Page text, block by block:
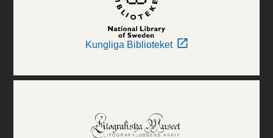
Kungliga Biblioteket